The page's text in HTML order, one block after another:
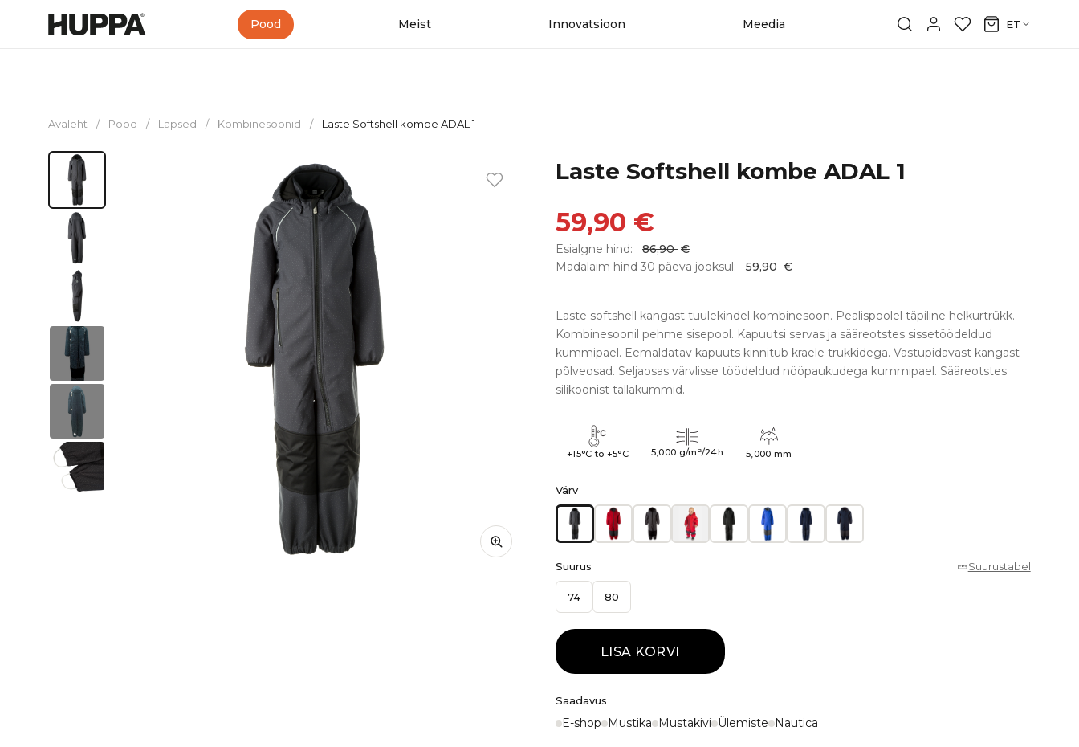
Pood Meist Innovatsioon Meedia ET
Avaleht / Pood / Lapsed / Kombinesoonid / Laste Softshell kombe ADAL 1
Laste Softshell kombe ADAL 1
59,90 €
Esialgne hind: 86,90 €
Madalaim hind 30 päeva jooksul:
59,90 €
Laste softshell kangast tuulekindel kombinesoon. Pealispoolel täpiline helkurtrükk.
Kombinesoonil pehme sisepool. Kapuutsi servas ja sääreotstes sissetöödeldud
kummipael. Eemaldatav kapuuts kinnitub kraele trukkidega. Vastupidavast kangast
põlveosad. Seljaosas värvlisse töödeldud nööpaukudega kummipael. Sääreotstes
silikoonist tallakummid.
+15°C to +5°C 5,000 g/m²/24h 5,000 mm
Värv
Suurus Suurustabel
74 80
LISA KORVI
Saadavus
E-shop Mustika Mustakivi Ülemiste Nautica